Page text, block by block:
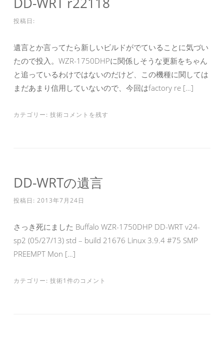
投稿日:
遺言とか言ってたら新しいビルドがでていることに気づい
たので投入。WZR-1750DHPに関係しそうな更新をちゃん
と追っているわけではないのだけど、この機種に関しては
まだあまり信用していないので、今回はfactory re […]
カテゴリー: 技術コメントを残す
DD-WRTの遺言
投稿日: 2013年7月24日
さっき死にました Buffalo WZR-1750DHP DD-WRT v24-
sp2 (05/27/13) std – build 21676 Linux 3.9.4 #75 SMP
PREEMPT Mon […]
カテゴリー: 技術1件のコメント